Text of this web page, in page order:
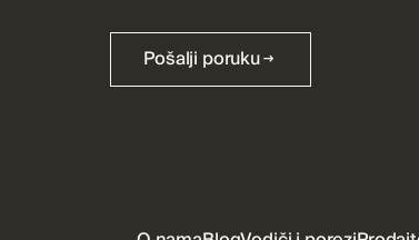
Pošalji poruku